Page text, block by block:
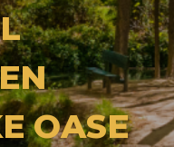
OASE